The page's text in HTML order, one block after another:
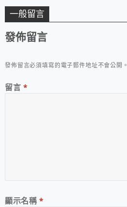
一般留言
發佈留言
發佈留言必須填寫的電子郵件地址不會公開。
留言 *
顯示名稱*